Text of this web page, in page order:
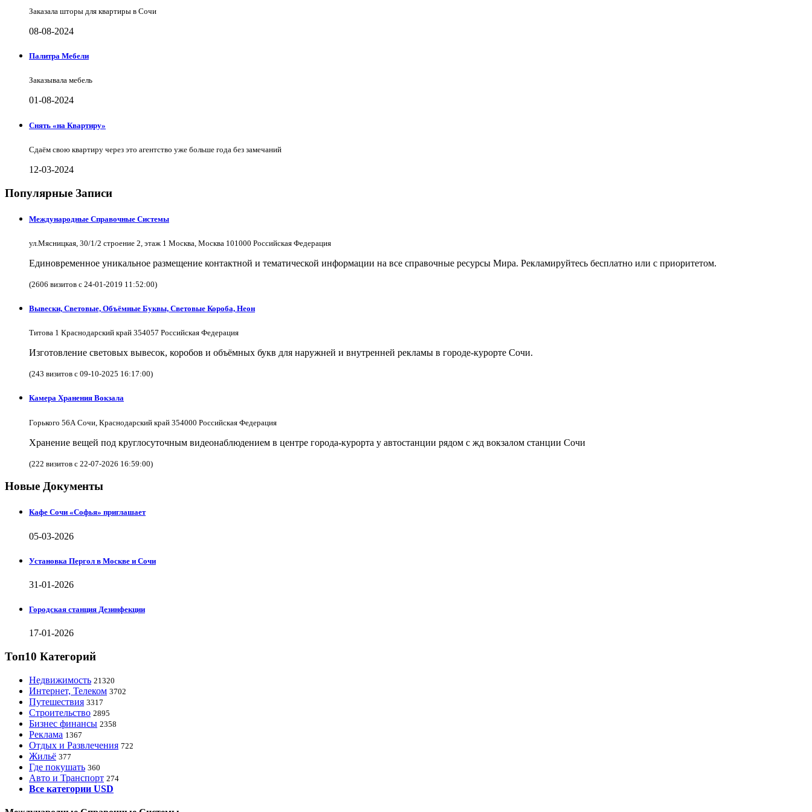
Заказала шторы для квартиры в Сочи
08-08-2024
Палитра Мебели
Заказывала мебель
01-08-2024
Снять «на Квартиру»
Сдаём свою квартиру через это агентство уже больше года без замечаний
12-03-2024
Популярные Записи
Международные Справочные Системы
ул.Мясницкая, 30/1/2 строение 2, этаж 1 Москва, Москва 101000 Российская Федерация
Единовременное уникальное размещение контактной и тематической информации на все справочные ресурсы Мира. Рекламируйтесь бесплатно или с приоритетом.
(2606 визитов с 24-01-2019 11:52:00)
Вывески, Световые, Объёмные Буквы, Световые Короба, Неон
Титова 1 Краснодарский край 354057 Российская Федерация
Изготовление световых вывесок, коробов и объёмных букв для наружней и внутренней рекламы в городе-курорте Сочи.
(243 визитов с 09-10-2025 16:17:00)
Камера Хранения Вокзала
Горького 56А Сочи, Краснодарский край 354000 Российская Федерация
Хранение вещей под круглосуточным видеонаблюдением в центре города-курорта у автостанции рядом с жд вокзалом станции Сочи
(222 визитов с 22-07-2026 16:59:00)
Новые Документы
Кафе Сочи «Софья» приглашает
05-03-2026
Установка Пергол в Москве и Сочи
31-01-2026
Городская станция Дезинфекции
17-01-2026
Топ10 Категорий
Недвижимость 21320
Интернет, Телеком 3702
Путешествия 3317
Строительство 2895
Бизнес финансы 2358
Реклама 1367
Отдых и Развлечения 722
Жильё 377
Где покушать 360
Авто и Транспорт 274
Все категории USD